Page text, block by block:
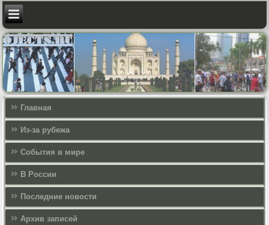
Главная
Из-за рубежа
События в мире
В России
Последние новости
Архив записей